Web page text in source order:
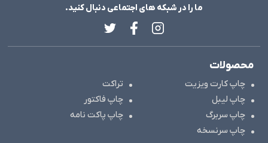
کنار ظرافت بالا از مقاومت و استحکام کافی برخوردار
طراحی این کارت ها ضمن کمک به جلوه و زیبایی آنها
باعث می شود به محتویات کارت در هنگام برش آسیبی
وارد نشود.
ما را در شبکه های اجتماعی دنبال کنید.
محصولات
چاپ کارت ویزیت
تراکت
چاپ لیبل
چاپ فاکتور
چاپ سربرگ
چاپ پاکت نامه
چاپ سرنسخه